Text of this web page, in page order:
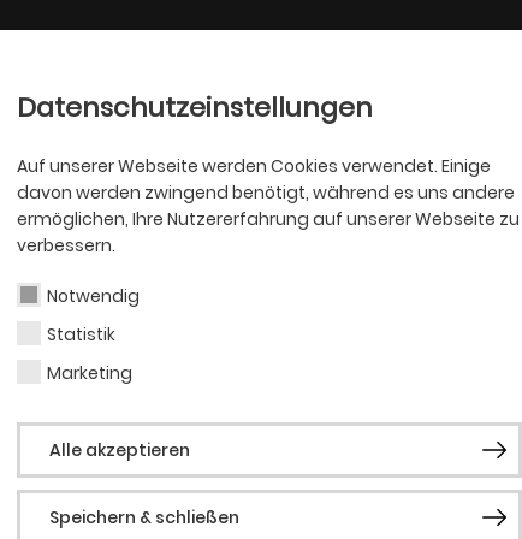
Datenschutzeinstellungen
Auf unserer Webseite werden Cookies verwendet. Einige
davon werden zwingend benötigt, während es uns andere
ermöglichen, Ihre Nutzererfahrung auf unserer Webseite zu
verbessern.
Notwendig
Statistik
Marketing
Alle akzeptieren
Speichern & schließen
Ed.